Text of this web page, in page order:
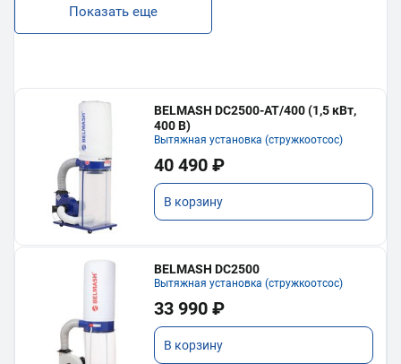
Показать еще
BELMASH DC2500-AT/400 (1,5 кВт,
400 В)
Вытяжная установка (стружкоотсос)
40 490 ₽
В корзину
BELMASH DC2500
Вытяжная установка (стружкоотсос)
33 990 ₽
В корзину